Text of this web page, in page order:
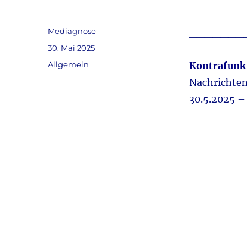
30.5.2025
Autor
Mediagnose
Veröffentlicht
am
30. Mai 2025
Kategorien
Allgemein